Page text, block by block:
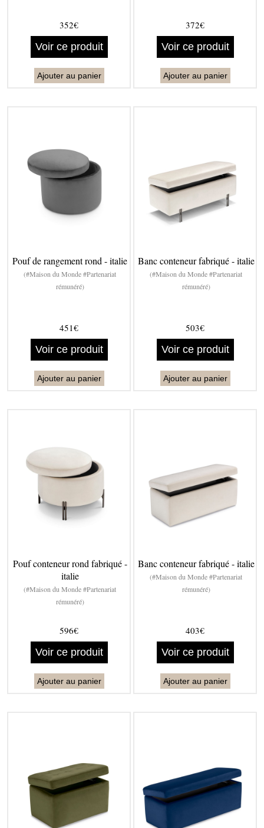
352€
Voir ce produit
Ajouter au panier
372€
Voir ce produit
Ajouter au panier
Pouf de rangement rond - italie
(#Maison du Monde #Partenariat
rémunéré)
451€
Voir ce produit
Ajouter au panier
Banc conteneur fabriqué - italie
(#Maison du Monde #Partenariat
rémunéré)
503€
Voir ce produit
Ajouter au panier
Pouf conteneur rond fabriqué -
italie
(#Maison du Monde #Partenariat
rémunéré)
596€
Voir ce produit
Ajouter au panier
Banc conteneur fabriqué - italie
(#Maison du Monde #Partenariat
rémunéré)
403€
Voir ce produit
Ajouter au panier